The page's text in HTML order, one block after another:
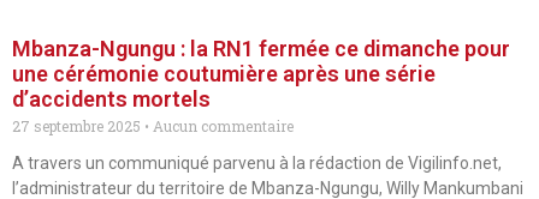
Mbanza-Ngungu : la RN1 fermée ce dimanche pour
une cérémonie coutumière après une série
d’accidents mortels
27 septembre 2025
Aucun commentaire
A travers un communiqué parvenu à la rédaction de Vigilinfo.net,
l’administrateur du territoire de Mbanza-Ngungu, Willy Mankumbani